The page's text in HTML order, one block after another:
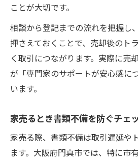
ことが大切です。
相談から登記までの流れを把握し
押さえておくことで、売却後のト
く取引につながります。実際に売
が「専門家のサポートが安心感に
います。
家売るとき書類不備を防ぐチェ
家売る際、書類不備は取引遅延や
ます。大阪府門真市では、特に市